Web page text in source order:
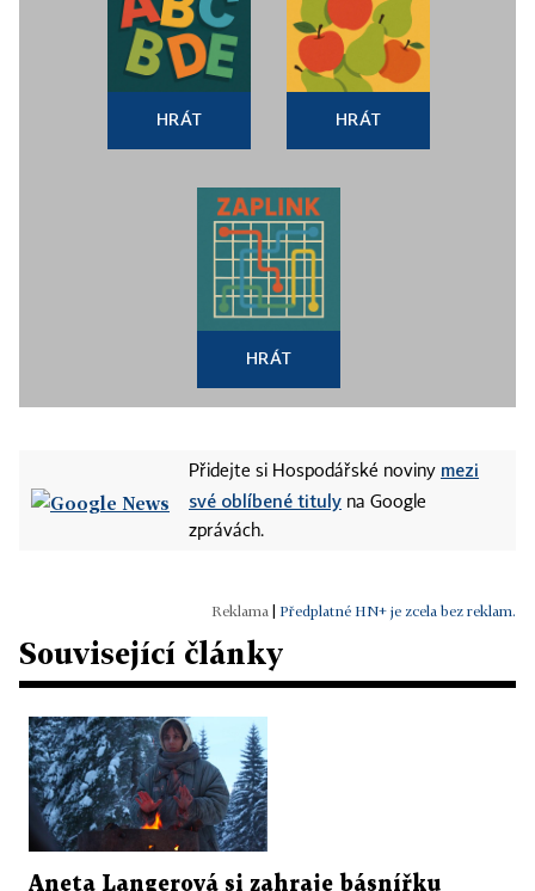
HRÁT HRÁT
HRÁT
Přidejte si Hospodářské noviny mezi
své oblíbené tituly na Google
zprávách.
Předplatné HN+ je zcela bez reklam.
Související články
Aneta Langerová si zahraje básnířku